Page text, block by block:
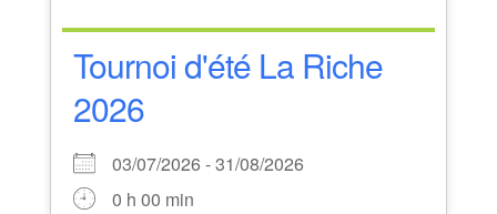
Tournoi d'été La Riche
2026
03/07/2026 - 31/08/2026
0 h 00 min